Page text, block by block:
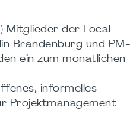
) Mitglieder der Local
Brandenburg und PM-
ein zum monatlichen
informelles
Projektmanagement